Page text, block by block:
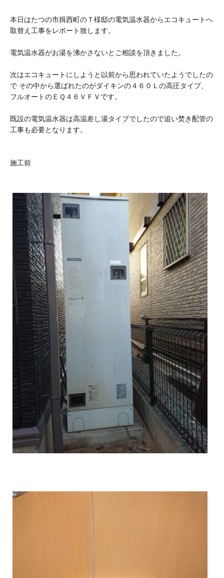
本日はたつの市揖西町のＴ様邸の電気温水器からエコキュートへ
取替え工事をレポート致します。
電気温水器がお湯を沸かさないとご相談を頂きました。
次はエコキュートにしようと以前から思われていたようでしたの
で その中から選ばれたのがダイキンの４６０Ｌの高圧タイプ、
フルオートのＥＱ４６ＶＦＶです。
既設の電気温水器は高温差し湯タイプでしたので追い焚き配管の
工事も必要となります。
施工前